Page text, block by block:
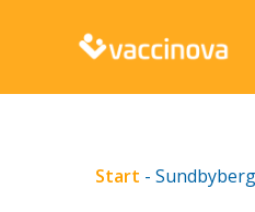
Start -Sundbyberg